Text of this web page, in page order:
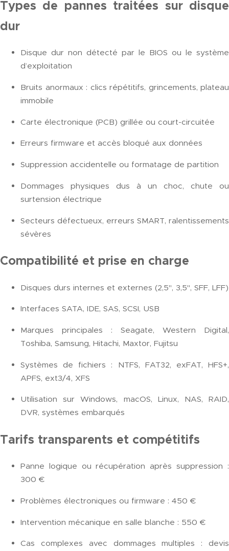
Types de pannes traitées sur disque
dur
Disque dur non détecté par le BIOS ou le système
d’exploitation
Bruits anormaux : clics répétitifs, grincements, plateau
immobile
Carte électronique (PCB) grillée ou court-circuitée
Erreurs firmware et accès bloqué aux données
Suppression accidentelle ou formatage de partition
Dommages physiques dus à un choc, chute ou
surtension électrique
Secteurs défectueux, erreurs SMART, ralentissements
sévères
Compatibilité et prise en charge
Disques durs internes et externes (2,5", 3,5", SFF, LFF)
Interfaces SATA, IDE, SAS, SCSI, USB
Marques principales : Seagate, Western Digital,
Toshiba, Samsung, Hitachi, Maxtor, Fujitsu
Systèmes de fichiers : NTFS, FAT32, exFAT, HFS+,
APFS, ext3/4, XFS
Utilisation sur Windows, macOS, Linux, NAS, RAID,
DVR, systèmes embarqués
Tarifs transparents et compétitifs
Panne logique ou récupération après suppression :
300 €
Problèmes électroniques ou firmware : 450 €
Intervention mécanique en salle blanche : 550 €
Cas complexes avec dommages multiples : devis